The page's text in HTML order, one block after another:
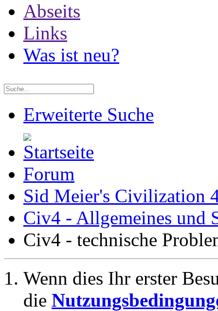
Abseits
Links
Was ist neu?
Erweiterte Suche
Forum
Sid Meier's Civilization
Civ4 - Allgemeines und
Civ4 - technische
Wenn dies Ihr erster
die